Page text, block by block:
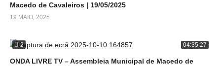
Macedo de Cavaleiros | 19/05/2025
19 MAIO, 2025
2 04:35:27
ONDA LIVRE TV – Assembleia Municipal de Macedo de